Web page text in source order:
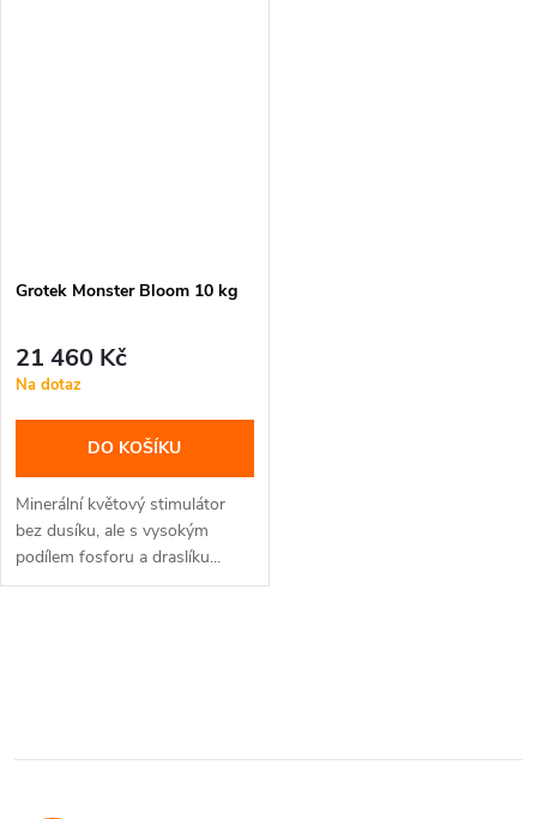
Grotek Monster Bloom 10 kg
21 460 Kč
Na dotaz
DO KOŠÍKU
Minerální květový stimulátor
bez dusíku, ale s vysokým
podílem fosforu a draslíku...
l